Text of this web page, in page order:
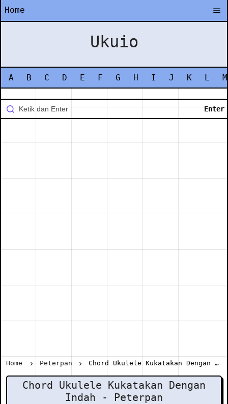
Home
Ukuio
A B C D E F G H I J K L M
Home Peterpan Chord Ukulele Kukatakan Dengan Indah - Peterpan
Chord Ukulele Kukatakan Dengan
Indah - Peterpan